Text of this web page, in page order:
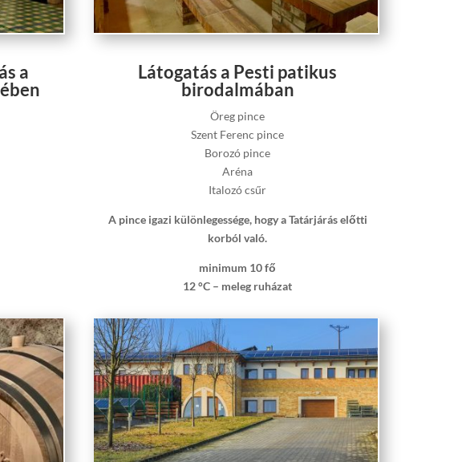
a
Látogatás a Pesti patikus
birodalmában
Öreg pince
Szent Ferenc pince
Borozó pince
Aréna
Italozó csűr
A pince igazi különlegessége, hogy a Tatárjárás előtti
korból való.
minimum 10 fő
12 °C – meleg ruházat